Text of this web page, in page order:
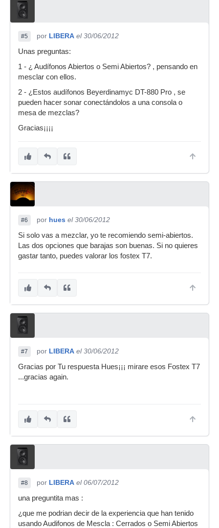
#5 por LIBERA el 30/06/2012
Unas preguntas:
1 - ¿ Audífonos Abiertos o Semi Abiertos? , pensando en
mesclar con ellos.
2 - ¿Estos audífonos Beyerdinamyc DT-880 Pro , se
pueden hacer sonar conectándolos a una consola o
mesa de mezclas?
Gracias¡¡¡¡
#6 por hues el 30/06/2012
Si solo vas a mezclar, yo te recomiendo semi-abiertos.
Las dos opciones que barajas son buenas. Si no quieres
gastar tanto, puedes valorar los fostex T7.
#7 por LIBERA el 30/06/2012
Gracias por Tu respuesta Hues¡¡¡ mirare esos Fostex T7
...gracias again.
#8 por LIBERA el 06/07/2012
una preguntita mas :
¿que me podrian decir de la experiencia que han tenido
usando Audifonos de Mescla : Cerrados o Semi Abiertos